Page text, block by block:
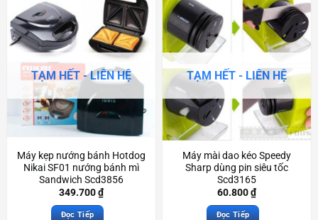
TẠM HẾT - LIÊN HỆ
Máy kẹp nướng bánh Hotdog
Nikai SF01 nướng bánh mì
Sandwich Scd3856
349.700₫
Đọc Tiếp
TẠM HẾT - LIÊN HỆ
Máy mài dao kéo Speedy
Sharp dùng pin siêu tốc
Scd3165
60.800₫
Đọc Tiếp